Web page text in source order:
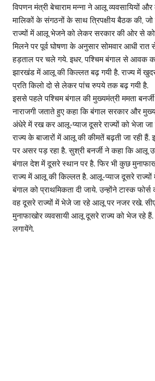
विपणन मंत्री बेचाराम मन्ना ने आलू व्यवसायियों
मालिकों के संगठनों के साथ त्रिपक्षीय बैठक की, जो
राज्यों में आलू भेजने को लेकर सरकार की ओर से
मिलने पर पूर्व घोषणा के अनुसार सोमवार आधी
हड़ताल पर चले गये. इधर, पश्चिम बंगाल से आवक
झारखंड में आलू की किल्लत बढ़ गयी है. राज्य में
प्रति किलो दो से लेकर पांच रुपये तक बढ़ गयी है.
इससे पहले पश्चिम बंगाल की मुख्यमंत्री ममता
नाराजगी जताते हुए कहा कि बंगाल सरकार और
अंधेरे में रख कर आलू-प्याज दूसरे राज्यों को भेजा
राज्य के बाजारों में आलू की कीमतें बढ़ती जा रही हैं.
पर असर पड़ रहा है. सुश्री बनर्जी ने कहा कि आलू
बंगाल देश में दूसरे स्थान पर है. फिर भी कुछ
राज्य में आलू की किल्लत है. आलू-प्याज दूसरे
बंगाल को प्राथमिकता दी जाये. उन्होंने टास्क फोर्स
वह दूसरे राज्यों में भेजे जा रहे आलू पर नजर रखे.
मुनाफाखोर व्यवसायी आलू दूसरे राज्य को भेज रहे
लगायेंगे.